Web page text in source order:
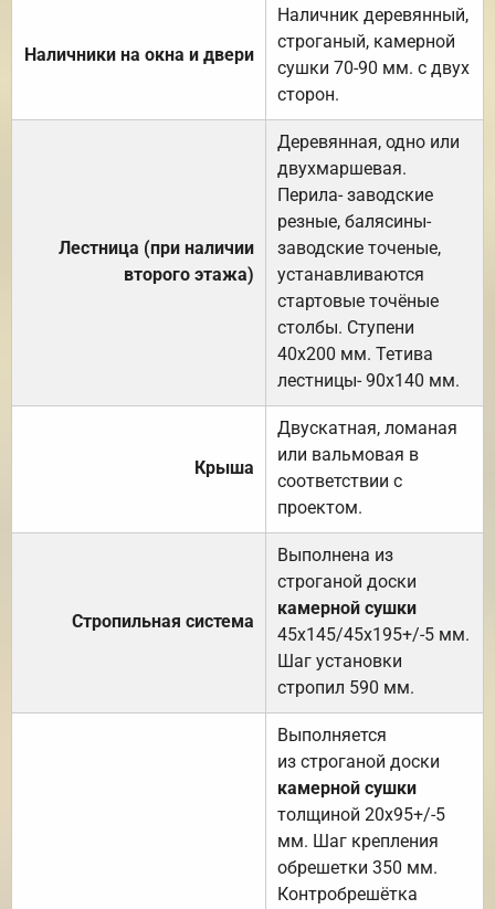
Наличники на окна и двери
Наличник деревянный,
строганый, камерной
сушки 70-90 мм. с двух
сторон.
Лестница (при наличии
второго этажа)
Деревянная, одно или
двухмаршевая.
Перила- заводские
резные, балясины-
заводские точеные,
устанавливаются
стартовые точёные
столбы. Ступени
40х200 мм. Тетива
лестницы- 90х140 мм.
Крыша
Двускатная, ломаная
или вальмовая в
соответствии с
проектом.
Стропильная система
Выполнена из
строганой доски
камерной сушки
45х145/45х195+/-5 мм.
Шаг установки
стропил 590 мм.
Выполняется
из строганой доски
камерной сушки
толщиной 20х95+/-5
мм. Шаг крепления
обрешетки 350 мм.
Контробрешётка